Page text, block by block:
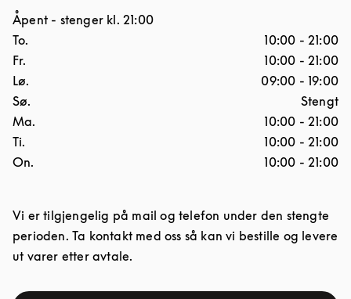
Åpent - stenger kl. 21:00
Ukedag
To. 10:00 - 21:00
Fr.
10:00 - 21:00
Lø.
09:00 - 19:00
Sø.
Stengt
Ma.
10:00 - 21:00
Ti.
10:00 - 21:00
On.
10:00 - 21:00
Vi er tilgjengelig på mail og telefon under den stengte
perioden. Ta kontakt med oss så kan vi bestille og levere
ut varer etter avtale.